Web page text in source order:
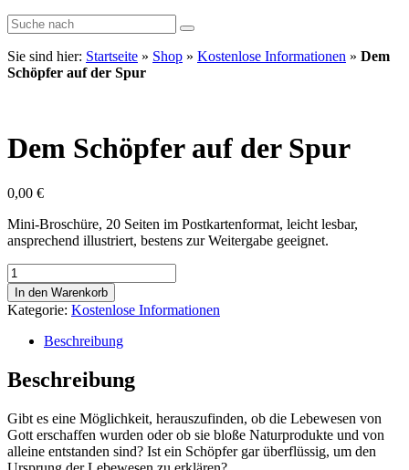
Sie sind hier: Startseite » Shop » Kostenlose Informationen » Dem
Schöpfer auf der Spur
Dem Schöpfer auf der Spur
0,00 €
Mini-Broschüre, 20 Seiten im Postkartenformat, leicht lesbar,
ansprechend illustriert, bestens zur Weitergabe geeignet.
Dem
Schöpfer
auf
der
Spur
Menge
In den Warenkorb
Kategorie: Kostenlose Informationen
Beschreibung
Beschreibung
Gibt es eine Möglichkeit, herauszufinden, ob die Lebewesen von
Gott erschaffen wurden oder ob sie bloße Naturprodukte und von
alleine entstanden sind? Ist ein Schöpfer gar überflüssig, um den